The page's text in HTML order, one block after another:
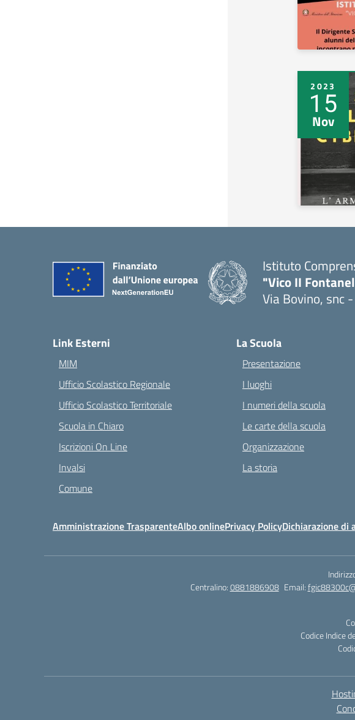
2023
15
Nov
Istituto
"Vico II
Via Bovino, snc
Link Esterni
MIM
Ufficio Scolastico Regionale
Ufficio Scolastico Territoriale
Scuola in Chiaro
Iscrizioni On Line
Invalsi
Comune
La Scuola
Presentazione
I luoghi
I numeri della scuola
Le carte della scuola
Organizzazione
La storia
Amministrazione TrasparenteAlbo onlinePrivacy PolicyDichiarazione di
Centralino:0881886908 Email:
Codice Indice